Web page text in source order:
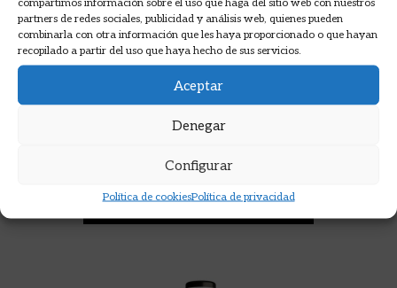
compartimos información sobre el uso que haga del sitio web con nuestros
partners de redes sociales, publicidad y análisis web, quienes pueden
combinarla con otra información que les haya proporcionado o que hayan
recopilado a partir del uso que haya hecho de sus servicios.
Aceptar
Denegar
Configurar
Política de cookiesPolítica de privacidad
SANTA CRUZ 10 MACERACION